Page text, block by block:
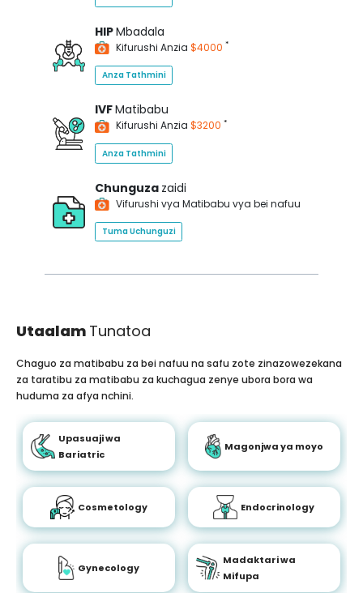
HIPMbadala
Kifurushi Anzia $4000 *
Anza Tathmini
IVFMatibabu
Kifurushi Anzia $3200 *
Anza Tathmini
Chunguza zaidi
Vifurushi vya Matibabu vya bei nafuu
Tuma Uchunguzi
Utaalam Tunatoa
Chaguo za matibabu za bei nafuu na safu zote zinazowezekana
za taratibu za matibabu za kuchagua zenye ubora bora wa
huduma za afya nchini.
Upasuaji wa
Bariatric
Magonjwa ya moyo
Cosmetology Endocrinology
Gynecology
Madaktari wa
Mifupa